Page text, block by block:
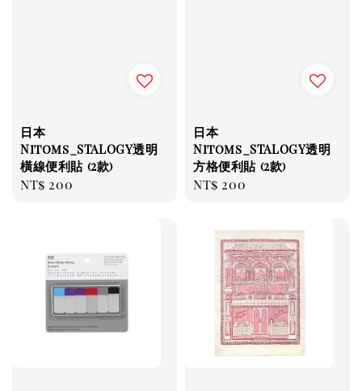
日本
Nitoms_STALOGY透明
橫線便利貼 (2款)
Regular
NT$ 200
日本
Nitoms_STALOGY透明
方格便利貼 (2款)
Regular
NT$ 200